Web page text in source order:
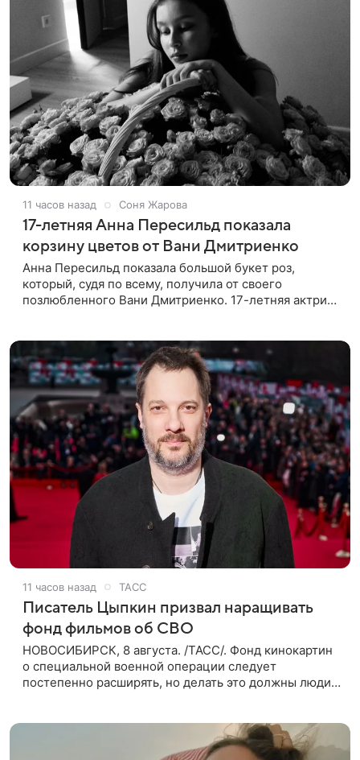
11 часов назад Соня Жарова
17-летняя Анна Пересильд показала
корзину цветов от Вани Дмитриенко
Анна Пересильд показала большой букет роз,
который, судя по всему, получилa от своего
позлюбленного Вани Дмитриенко. 17-летняя актриса
11 часов назад ТАСС
Писатель Цыпкин призвал наращивать
фонд фильмов об СВО
НОВОСИБИРСК, 8 августа. /ТАСС/. Фонд кинокартин
о специальной военной операции следует
постепенно расширять, но делать это должны люди,